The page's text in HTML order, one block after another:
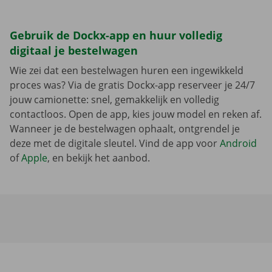
Gebruik de Dockx-app en huur volledig
digitaal je bestelwagen
Wie zei dat een bestelwagen huren een ingewikkeld
proces was? Via de gratis Dockx-app reserveer je 24/7
jouw camionette: snel, gemakkelijk en volledig
contactloos. Open de app, kies jouw model en reken af.
Wanneer je de bestelwagen ophaalt, ontgrendel je
deze met de digitale sleutel. Vind de app voorAndroid
ofApple, en bekijk het aanbod.